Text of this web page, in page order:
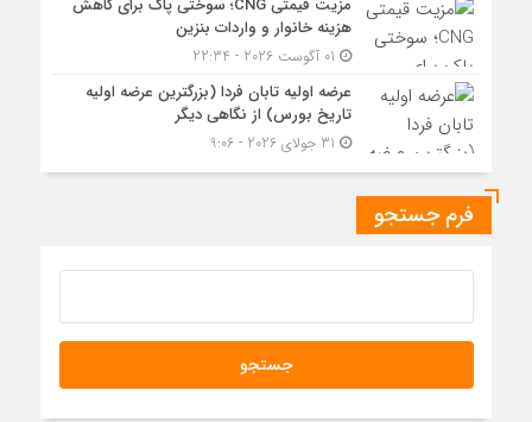
هزینه خانوار و واردات بنزین
عرضه اولیه تابان فردا (بزرگترین عرضه اولیه
تاریخ بورس) از نگاهی دیگر
فرم جستجو